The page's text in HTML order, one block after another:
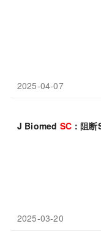
2025-04-07
J Biomed SC：阻断
2025-03-20